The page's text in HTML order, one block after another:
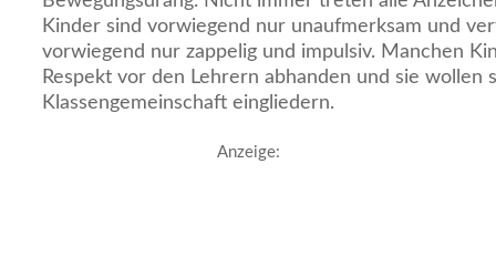
Kinder sind vorwiegend nur unaufmerksam und
vorwiegend nur zappelig und impulsiv. Manchen
Respekt vor den Lehrern abhanden und sie wollen
Klassengemeinschaft eingliedern.
Anzeige: